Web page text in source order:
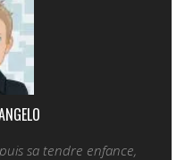
sa tendre enfance,